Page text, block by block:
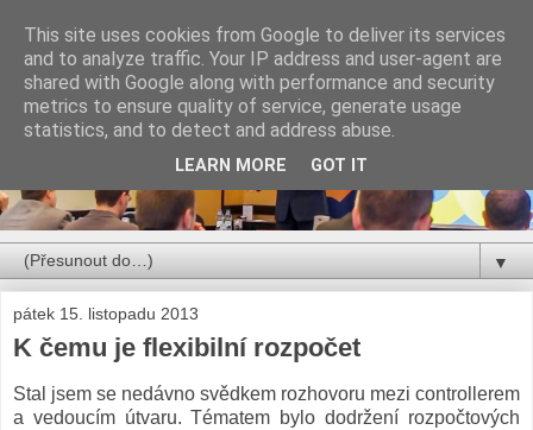
▼
pátek 15. listopadu 2013
K čemu je flexibilní rozpočet
Stal jsem se nedávno svědkem rozhovoru mezi controllerem
a vedoucím útvaru. Tématem bylo dodržení rozpočtových
This site uses cookies from Google to deliver its services
and to analyze traffic. Your IP address and user-agent are
shared with Google along with performance and security
metrics to ensure quality of service, generate usage
statistics, and to detect and address abuse.
LEARN MORE GOT IT